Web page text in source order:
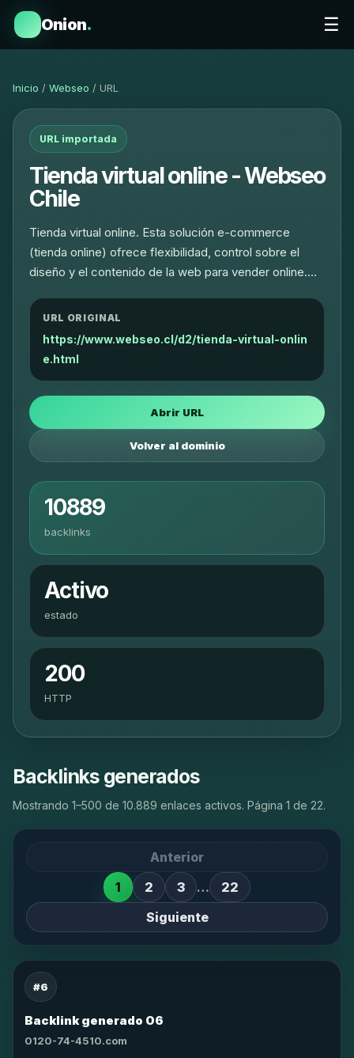
Onion. ☰
Inicio / Webseo / URL
URL importada
Tienda virtual online - Webseo
Chile
Tienda virtual online. Esta solución e-commerce
(tienda online) ofrece flexibilidad, control sobre el
diseño y el contenido de la web para vender online.…
URL ORIGINAL
https://www.webseo.cl/d2/tienda-virtual-onlin
e.html
Abrir URL
Volver al dominio
10889
backlinks
Activo
estado
200
HTTP
Backlinks generados
Mostrando 1–500 de 10.889 enlaces activos. Página 1 de 22.
Anterior
1
2 3 …
22
Siguiente
#6
Backlink generado 06
0120-74-4510.com